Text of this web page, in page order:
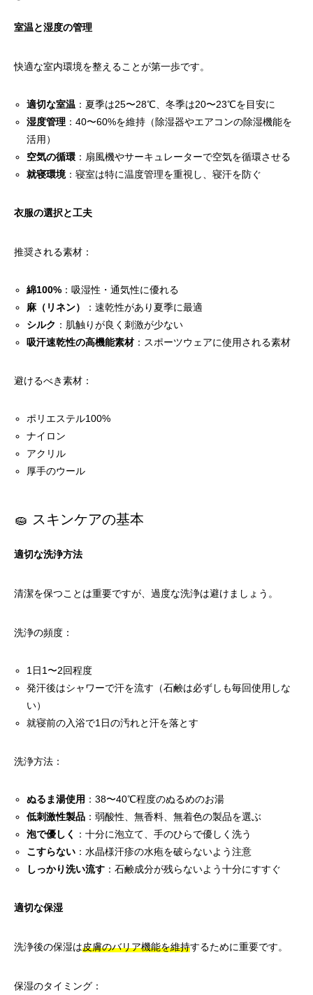
室温と湿度の管理
快適な室内環境を整えることが第一歩です。
適切な室温 ：夏季は25〜28℃、冬季は20〜23℃を目安に
湿度管理 ：40〜60%を維持（除湿器やエアコンの除湿機能を
活用）
空気の循環 ：扇風機やサーキュレーターで空気を循環させる
就寝環境：寝室は特に温度管理を重視し、寝汗を防ぐ
衣服の選択と工夫
推奨される素材：
綿100% ：吸湿性・通気性に優れる
麻（リネン）
：速乾性があり夏季に最適
シルク ：肌触りが良く刺激が少ない
吸汗速乾性の高機能素材：スポーツウェアに使用される素材
避けるべき素材：
ポリエステル100%
ナイロン
アクリル
厚手のウール
🧽 スキンケアの基本
適切な洗浄方法
清潔を保つことは重要ですが、過度な洗浄は避けましょう。
洗浄の頻度：
1日1〜2回程度
発汗後はシャワーで汗を流す（石鹸は必ずしも毎回使用しな
い）
就寝前の入浴で1日の汚れと汗を落とす
洗浄方法：
ぬるま湯使用 ：38〜40℃程度のぬるめのお湯
低刺激性製品 ：弱酸性、無香料、無着色の製品を選ぶ
泡で優しく
：十分に泡立て、手のひらで優しく洗う
こすらない ：水晶様汗疹の水疱を破らないよう注意
しっかり洗い流す ：石鹸成分が残らないよう十分にすすぐ
適切な保湿
洗浄後の保湿は皮膚のバリア機能を維持するために重要です。
保湿のタイミング：